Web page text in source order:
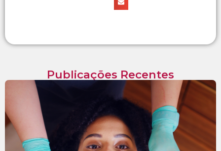
Publicações Recentes